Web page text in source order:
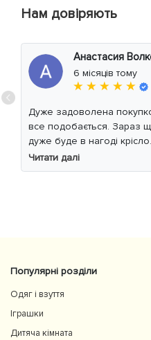
Нам довіряють
Анастасия
6 місяців тому
★ ★ ★ ★ ★
Дуже задоволена
все подобається. Зараз
дуже буде в нагоді
уважно читав інструкцію 😁
Читати далі
Популярні розділи
Одяг і взуття
Іграшки
Дитяча кімната